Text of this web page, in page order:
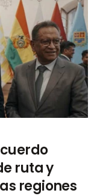
ruta y
regiones